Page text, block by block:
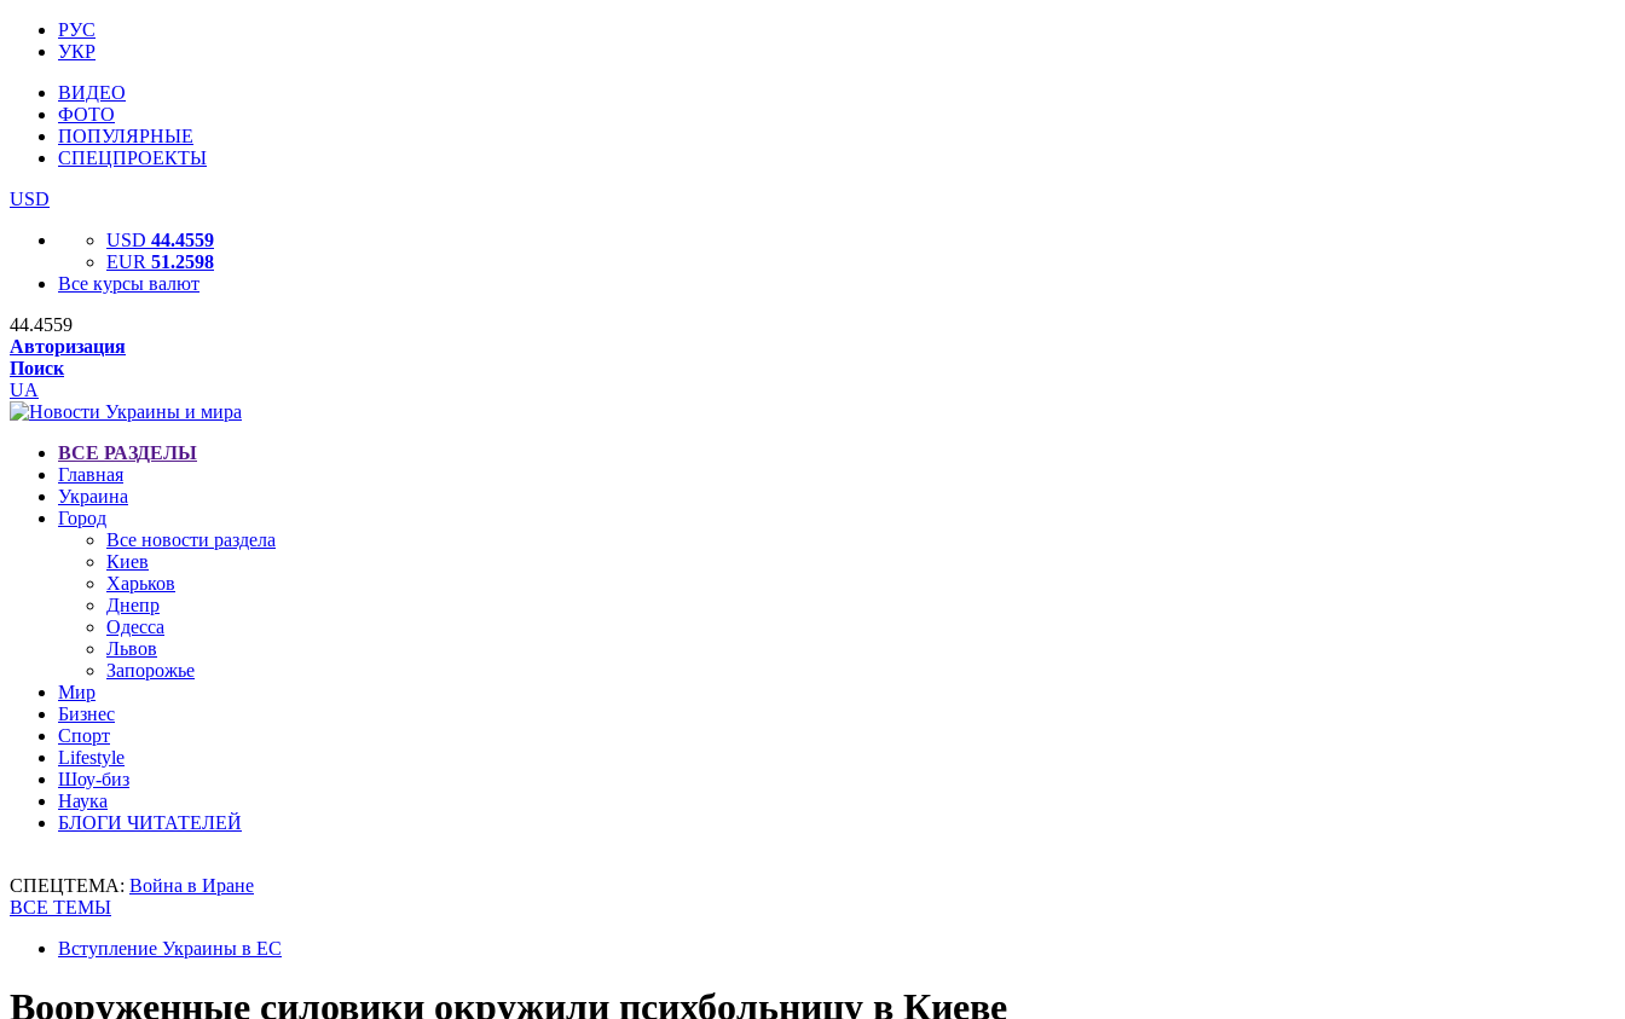
РУС
УКР
ВИДЕО
ФОТО
ПОПУЛЯРНЫЕ
СПЕЦПРОЕКТЫ
USD
USD 44.4559
EUR 51.2598
Все курсы валют
44.4559
Авторизация
Поиск
UA
ВСЕ РАЗДЕЛЫ
Главная
Украина
Город
Все новости раздела
Киев
Харьков
Днепр
Одесса
Львов
Запорожье
Мир
Бизнес
Спорт
Lifestyle
Шоу-биз
Наука
БЛОГИ ЧИТАТЕЛЕЙ
СПЕЦТЕМА: Война в Иране
ВСЕ ТЕМЫ
Вступление Украины в ЕС
Вооруженные силовики окружили психбольницу в Киеве